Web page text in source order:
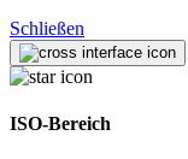
Schließen
ISO-Bereich